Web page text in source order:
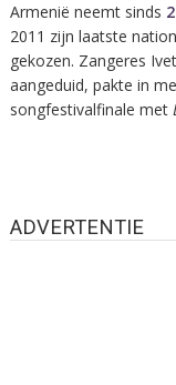
Armenië neemt sinds
2011 zijn laatste
gekozen. Zangeres
aangeduid, pakte in
songfestivalfinale met
ADVERTENTIE